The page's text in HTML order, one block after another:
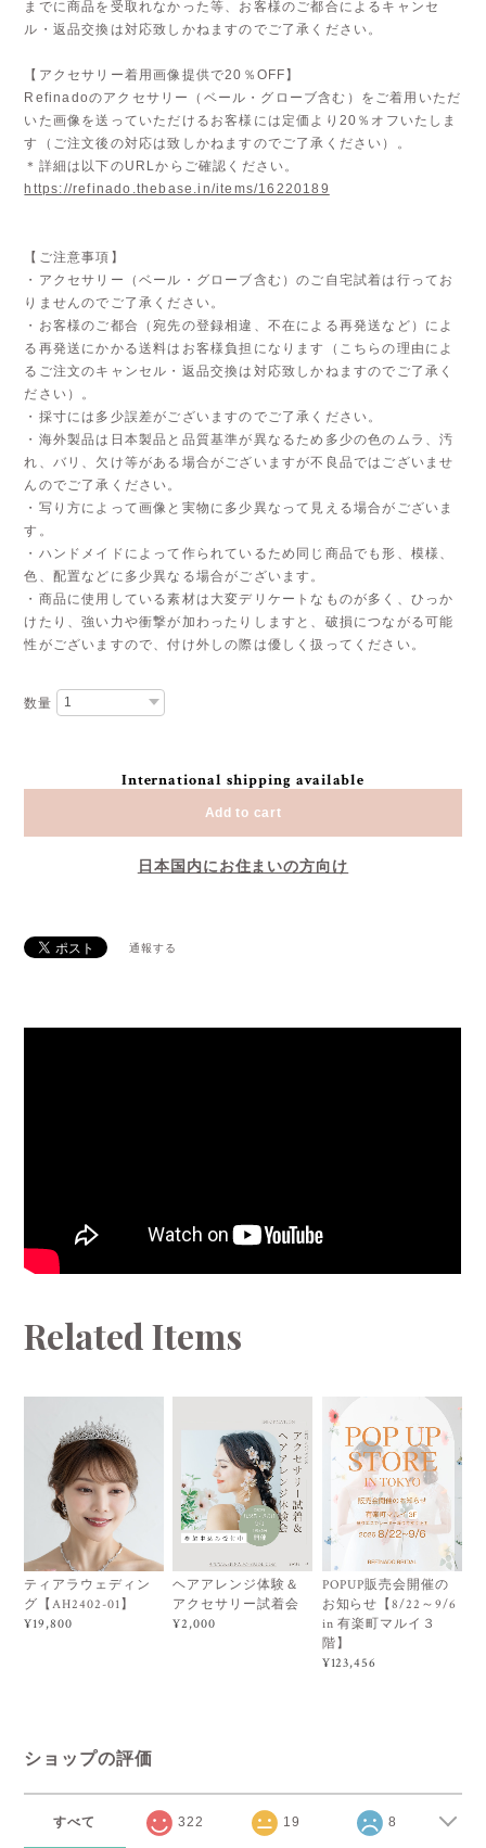
までに商品を受取れなかった等、お客様のご都合によるキャンセ
ル・返品交換は対応致しかねますのでご了承ください。
【アクセサリー着用画像提供で20％OFF】
Refinadoのアクセサリー（ベール・グローブ含む）をご着用いただ
いた画像を送っていただけるお客様には定価より20％オフいたしま
す（ご注文後の対応は致しかねますのでご了承ください）。
＊詳細は以下のURLからご確認ください。
https://refinado.thebase.in/items/16220189
【ご注意事項】
・アクセサリー（ベール・グローブ含む）のご自宅試着は行ってお
りませんのでご了承ください。
・お客様のご都合（宛先の登録相違、不在による再発送など）によ
る再発送にかかる送料はお客様負担になります（こちらの理由によ
るご注文のキャンセル・返品交換は対応致しかねますのでご了承く
ださい）。
・採寸には多少誤差がございますのでご了承ください。
・海外製品は日本製品と品質基準が異なるため多少の色のムラ、汚
れ、バリ、欠け等がある場合がございますが不良品ではございませ
んのでご了承ください。
・写り方によって画像と実物に多少異なって見える場合がございま
す。
・ハンドメイドによって作られているため同じ商品でも形、模様、
色、配置などに多少異なる場合がございます。
・商品に使用している素材は大変デリケートなものが多く、ひっか
けたり、強い力や衝撃が加わったりしますと、破損につながる可能
性がございますので、付け外しの際は優しく扱ってください。
数量
International shipping available
Add to cart
日本国内にお住まいの方向け
通報する
Related Items
ティアラウェディン
グ【AH2402-01】
¥19,800
ヘアアレンジ体験＆
アクセサリー試着会
¥2,000
POPUP販売会開催の
お知らせ【8/22～9/6
in 有楽町マルイ３
階】
¥123,456
ショップの評価
すべて 322 19 8